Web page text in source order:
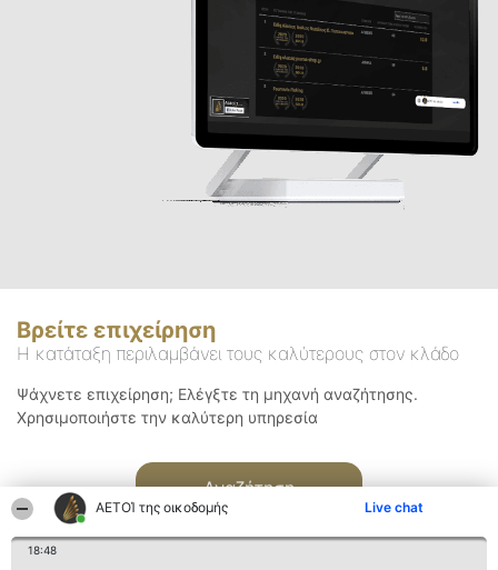
ΑΕΤΟΊ της οικοδομής Live chat
18:48
Βρείτε επιχείρηση
Η κατάταξη περιλαμβάνει τους καλύτερους στον κλάδο
Ψάχνετε επιχείρηση; Ελέγξτε τη μηχανή αναζήτησης.
Χρησιμοποιήστε την καλύτερη υπηρεσία
Αναζήτηση